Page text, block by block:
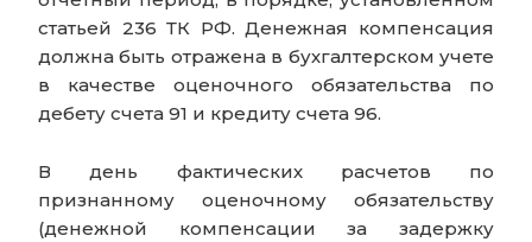
статьей 236 ТК РФ. Денежная компенсация
должна быть отражена в бухгалтерском учете
в качестве оценочного обязательства по
дебету счета 91 и кредиту счета 96.
В день фактических расчетов по
признанному оценочному обязательству
(денежной компенсации за задержку